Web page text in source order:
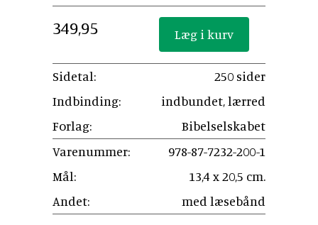
349,95
Sidetal:
250 sider
Indbinding:
indbundet, lærred
Forlag:
Bibelselskabet
Varenummer:
978-87-7232-200-1
Mål:
13,4 x 20,5 cm.
Andet:
med læsebånd